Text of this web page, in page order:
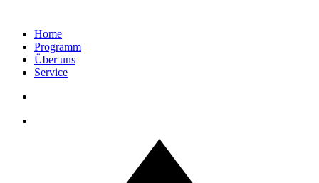
Home
Programm
Über uns
Service